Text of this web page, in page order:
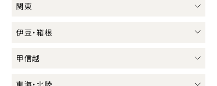
関東
伊豆・箱根
甲信越